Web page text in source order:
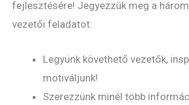
fejlesztésére! Jegyezzük meg a
vezetői feladatot:
Legyünk követhető vezetők,
motiváljunk!
Szerezzünk minél több